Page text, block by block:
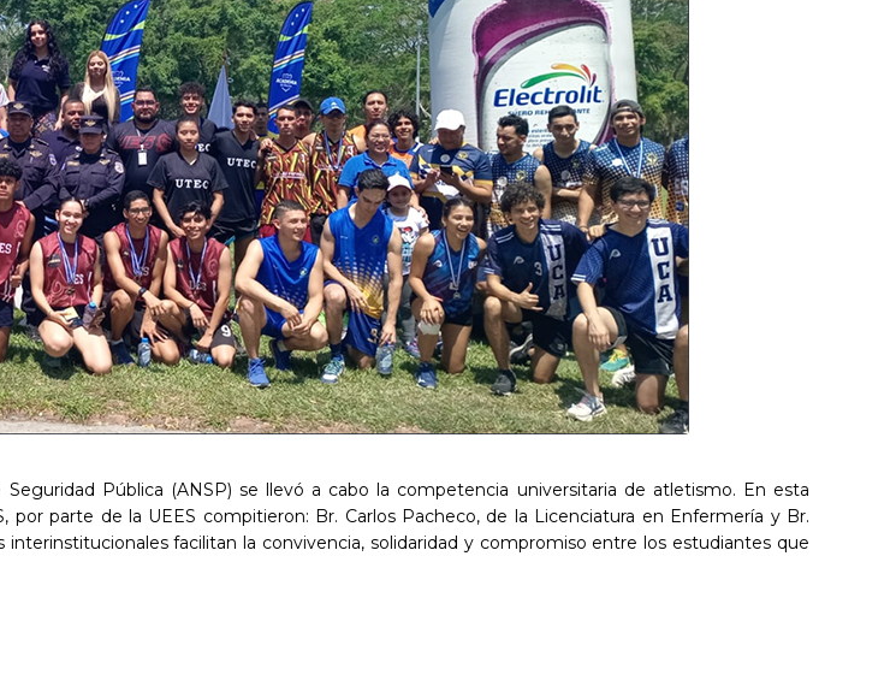
Pública (ANSP) se llevó a cabo la competencia universitaria de atletismo. En esta
parte de la UEES compitieron: Br. Carlos Pacheco, de la Licenciatura en Enfermería y Br.
facilitan la convivencia, solidaridad y compromiso entre los estudiantes que